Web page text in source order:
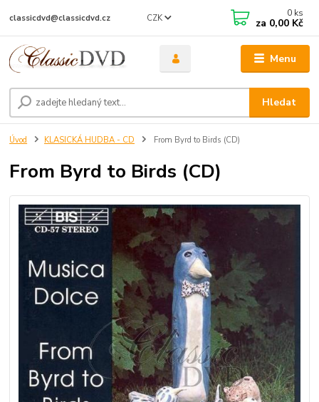
Menu
CZK
Hledat
classicdvd@classicdvd.cz 0 ks
za 0,00 Kč
Úvod KLASICKÁ HUDBA - CD From Byrd to Birds (CD)
From Byrd to Birds (CD)